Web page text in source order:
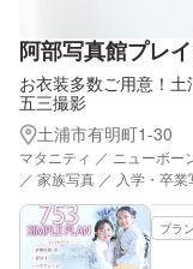
阿部写真館プレ
お衣装多数ご用意！
五三撮影
土浦市有明町1-30
マタニティ ／ ニューボー
／ 家族写真 ／ 入学・卒業
プラン